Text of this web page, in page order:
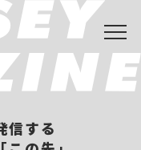
信する